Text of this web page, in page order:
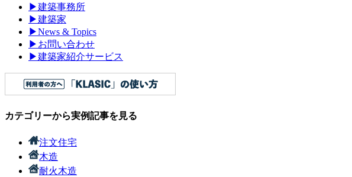
▶建築事務所
▶建築家
▶News & Topics
▶ お問い合わせ
▶建築家紹介サービス
カテゴリーから実例記事を見る
注文住宅
木造
耐火木造